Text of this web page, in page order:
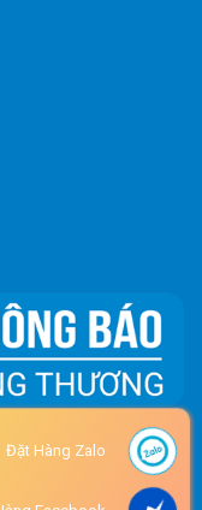
Đặt Hàng Zalo